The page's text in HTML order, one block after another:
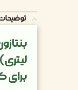
برای